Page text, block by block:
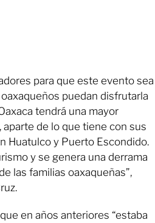
para que este evento sea
puedan disfrutarla
tendrá una mayor
de lo que tiene con sus
Huatulco y Puerto Escondido.
y se genera una derrama
las familias oaxaqueñas”,
en años anteriores “estaba